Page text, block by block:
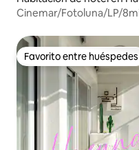
Cinemar/Fotoluna/LP/
Favorito entre huéspedes
Favorito entre huéspedes